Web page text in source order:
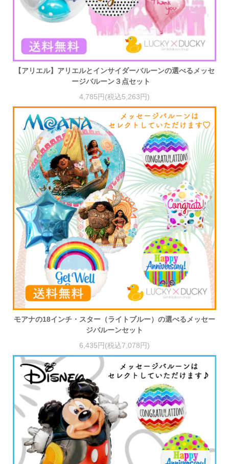
【アリエル】アリエルとインサイダーバルーンの選べるメッセ
ージバルーン３点セット
4,785円(税込5,263円)
モアナの18インチ・スター（ライトブルー）の選べるメッセー
ジバルーンセット
6,435円(税込7,078円)